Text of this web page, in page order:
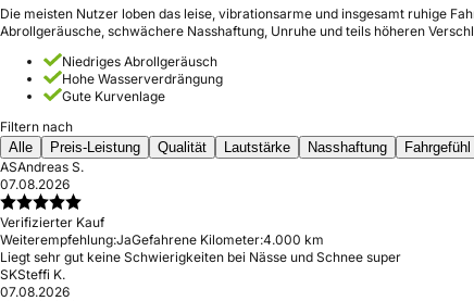
Die meisten Nutzer loben das leise, vibrationsarme und insgesamt ruhige
Abrollgeräusche, schwächere Nasshaftung, Unruhe und teils höheren
Niedriges Abrollgeräusch
Hohe Wasserverdrängung
Gute Kurvenlage
Filtern nach
Alle
Preis-Leistung Qualität Lautstärke Nasshaftung Fahrgefühl
ASAndreas S.
07.08.2026
Verifizierter Kauf
Weiterempfehlung:JaGefahrene Kilometer:4.000 km
Liegt sehr gut keine Schwierigkeiten bei Nässe und Schnee super
SKSteffi K.
07.08.2026